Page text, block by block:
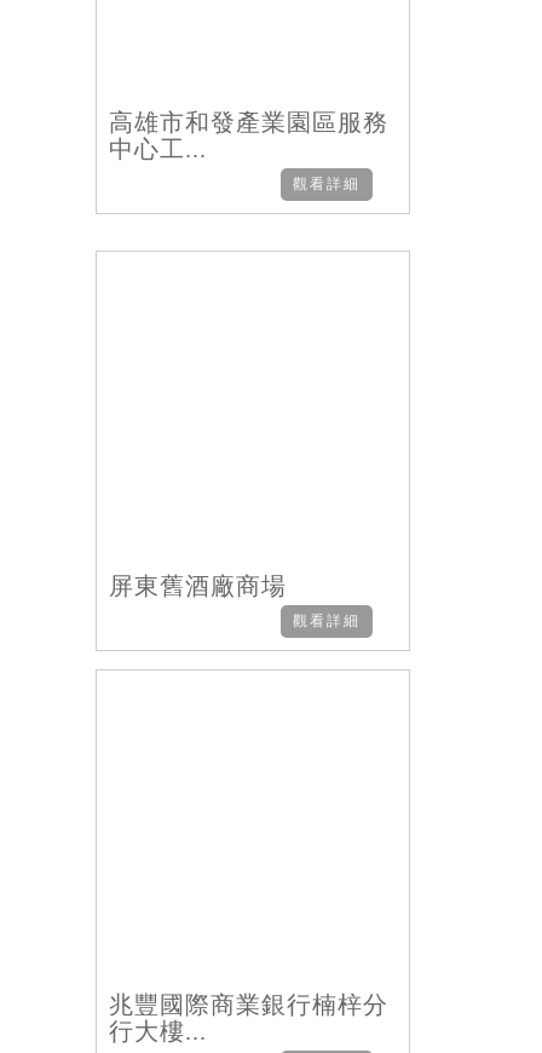
高雄市和發產業園區服務
中心工...
觀看詳細
屏東舊酒廠商場
觀看詳細
兆豐國際商業銀行楠梓分
行大樓...